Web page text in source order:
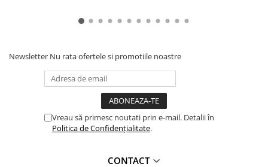
Newsletter Nu rata ofertele si promotiile noastre
Vreau să primesc noutati prin e-mail. Detalii în
Politica de Confidențialitate.
CONTACT